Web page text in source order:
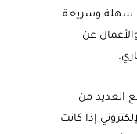
سهلة وسريعة.
عن
العديد من
إذا كانت